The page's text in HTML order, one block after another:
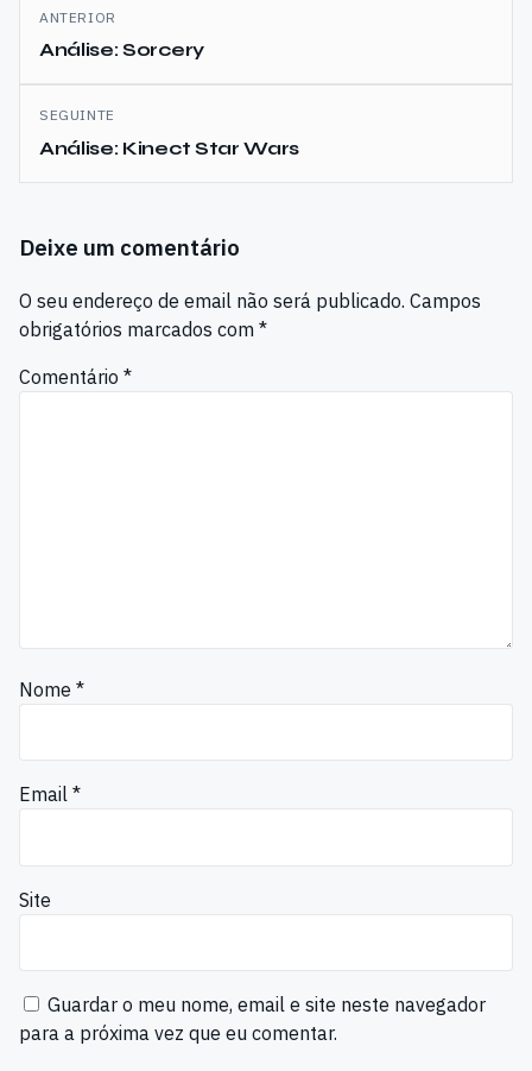
de
artigos
ANTERIOR
Análise: Sorcery
SEGUINTE
Análise: Kinect Star Wars
Deixe um comentário
O seu endereço de email não será publicado. Campos
obrigatórios marcados com *
Comentário *
Nome *
Email *
Site
Guardar o meu nome, email e site neste navegador
para a próxima vez que eu comentar.